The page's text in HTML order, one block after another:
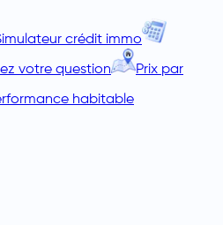
crédit immo
votre question Prix par
habitable